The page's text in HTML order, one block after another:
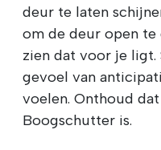
deur te laten
om de deur open te
zien dat voor je ligt.
gevoel van
voelen. Onthoud
Boogschutter is.